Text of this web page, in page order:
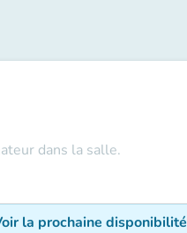
dans la salle.
la prochaine disponibilité